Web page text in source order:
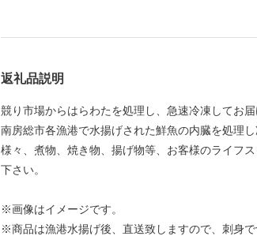
返礼品説明
競り市場からはらわたを処理し、急速冷凍してお届
南房総市各漁港で水揚げされた鮮魚の内臓を処理
様々、煮物、焼き物、揚げ物等、お客様のライフ
下さい。
※画像はイメージです。
※商品は漁港水揚げ後、直送致しますので、刺身